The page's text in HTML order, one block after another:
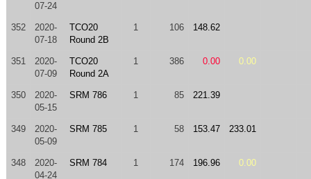
07-24
352
2020-
07-18
TCO20
Round 2B
1 106 148.62
351
2020-
07-09
TCO20
Round 2A
1 386 0.00 0.00
350
2020-
05-15
SRM 786 1 85 221.39
349
2020-
05-09
SRM 785 1 58 153.47 233.01
348
2020-
04-24
SRM 784 1 174 196.96 0.00